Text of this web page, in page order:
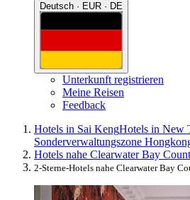
Deutsch · EUR · DE
Unterkunft registrieren
Meine Reisen
Feedback
Hotels in Sai KengHotels in New
Sonderverwaltungszone
Hotels nahe Clearwater Bay
2-Sterne-Hotels nahe Clearwater Bay